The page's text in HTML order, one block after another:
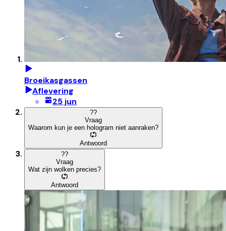
Broeikasgassen
Aflevering
25 jun
??
Vraag
Waarom kun je een hologram niet aanraken?
Antwoord
??
Vraag
Wat zijn wolken precies?
Antwoord